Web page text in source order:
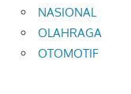
NASIONAL
OLAHRAGA
OTOMOTIF